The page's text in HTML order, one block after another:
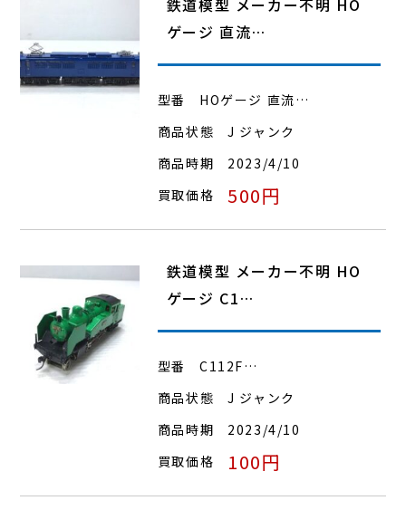
ゲージ 直流…
型番
HOゲージ 直流…
商品状態
J ジャンク
商品時期
2023/4/10
買取価格
500円
鉄道模型 メーカー不明 HO
ゲージ C1…
型番
C112F…
商品状態
J ジャンク
商品時期
2023/4/10
買取価格
100円